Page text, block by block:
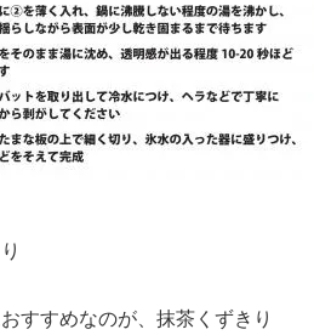
すすめなのが、抹茶くずきり